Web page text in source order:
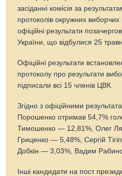
засіданні комісія за
протоколів окружних виборчих
офіційні результати
України, що відбулися 25
Офіційні результати
протоколу про результати
підписали всі 15 членів ЦВК.
Згідно з офіційними
Порошенко отримав 54,7%
Тимошенко — 12,81%, Олег
Гриценко — 5,48%, Сергій
Добкін — 3,03%, Вадим
Інші кандидати на пост